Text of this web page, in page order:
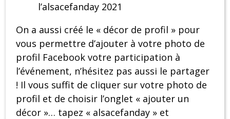
l’alsacefanday 2021
On a aussi créé le « décor de profil » pour
vous permettre d’ajouter à votre photo de
profil Facebook votre participation à
l’événement, n’hésitez pas aussi le partager
! Il vous suffit de cliquer sur votre photo de
profil et de choisir l’onglet « ajouter un
décor »… tapez « alsacefanday » et